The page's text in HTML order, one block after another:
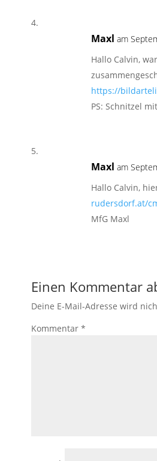
Maxl am
Hallo Calvin,
https://
PS: Schnitzel
Maxl am
Hallo Calvin,
rudersdorf.at/
MfG Maxl
Einen Kommentar
Deine E-Mail-Adresse wird
Kommentar *